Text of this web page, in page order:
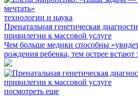
технологии и наука
Пренатальная генетическая
привилегии к массовой услуге
Чем больше медики способны
рождения ребенка, тем острее
посмотреть еще